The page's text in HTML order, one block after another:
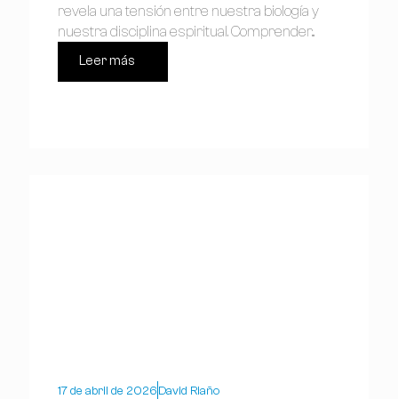
revela una tensión entre nuestra biología y
nuestra disciplina espiritual. Comprender...
Leer más
17 de abril de 2026 David Riaño